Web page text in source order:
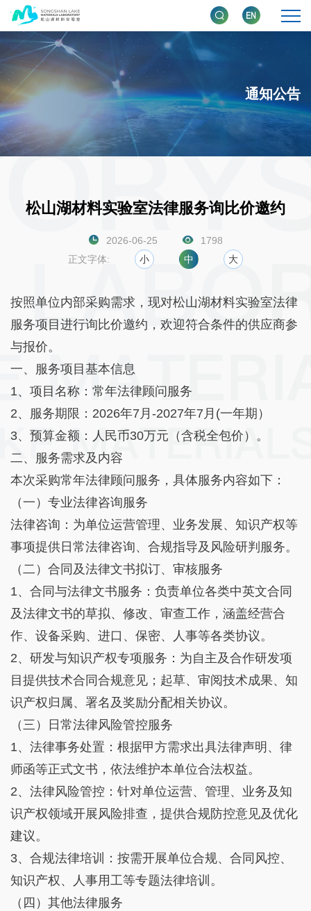
通知公告
松山湖材料实验室法律服务询比价邀约
2026-06-25
1798
正文字体:
小 中 大
按照单位内部采购需求，现对松山湖材料实验室法律
服务项目进行询比价邀约，欢迎符合条件的供应商参
与报价。
一、服务项目基本信息
1、项目名称：常年法律顾问服务
2、服务期限：2026年7月-2027年7月(一年期）
3、预算金额：人民币30万元（含税全包价）。
二、服务需求及内容
本次采购常年法律顾问服务，具体服务内容如下：
（一）专业法律咨询服务
法律咨询：为单位运营管理、业务发展、知识产权等
事项提供日常法律咨询、合规指导及风险研判服务。
（二）合同及法律文书拟订、审核服务
1、合同与法律文书服务：负责单位各类中英文合同
及法律文书的草拟、修改、审查工作，涵盖经营合
作、设备采购、进口、保密、人事等各类协议。
2、研发与知识产权专项服务：为自主及合作研发项
目提供技术合同合规意见；起草、审阅技术成果、知
识产权归属、署名及奖励分配相关协议。
（三）日常法律风险管控服务
1、法律事务处置：根据甲方需求出具法律声明、律
师函等正式文书，依法维护本单位合法权益。
2、法律风险管控：针对单位运营、管理、业务及知
识产权领域开展风险排查，提供合规防控意见及优化
建议。
3、合规法律培训：按需开展单位合规、合同风控、
知识产权、人事用工等专题法律培训。
（四）其他法律服务